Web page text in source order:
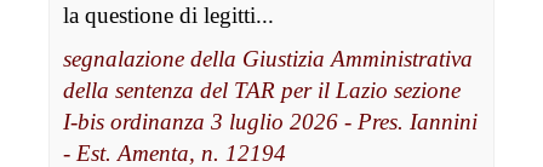
la questione di legitti...
segnalazione della Giustizia Amministrativa
della sentenza del TAR per il Lazio sezione
I-bis ordinanza 3 luglio 2026 - Pres. Iannini
- Est. Amenta, n. 12194